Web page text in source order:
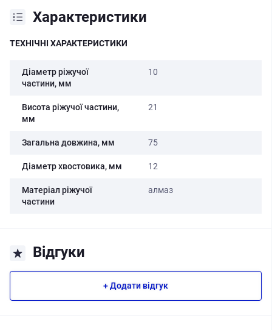
Характеристики
ТЕХНІЧНІ ХАРАКТЕРИСТИКИ
Діаметр ріжучої
частини, мм
10
Висота ріжучої частини,
мм
21
Загальна довжина, мм 75
Діаметр хвостовика, мм 12
Матеріал ріжучої
частини
алмаз
Відгуки
+ Додати відгук